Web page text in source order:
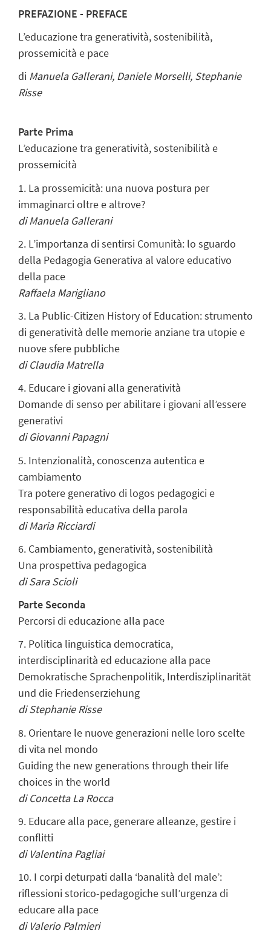
PREFAZIONE - PREFACE
L’educazione tra generatività, sostenibilità,
prossemicità e pace
di Manuela Gallerani, Daniele Morselli, Stephanie
Risse
Parte Prima
L’educazione tra generatività, sostenibilità e
prossemicità
1. La prossemicità: una nuova postura per
immaginarci oltre e altrove?
di Manuela Gallerani
2. L’importanza di sentirsi Comunità: lo sguardo
della Pedagogia Generativa al valore educativo
della pace
Raffaela Marigliano
3. La Public-Citizen History of Education: strumento
di generatività delle memorie anziane tra utopie e
nuove sfere pubbliche
di Claudia Matrella
4. Educare i giovani alla generatività
Domande di senso per abilitare i giovani all’essere
generativi
di Giovanni Papagni
5. Intenzionalità, conoscenza autentica e
cambiamento
Tra potere generativo di logos pedagogici e
responsabilità educativa della parola
di Maria Ricciardi
6. Cambiamento, generatività, sostenibilità
Una prospettiva pedagogica
di Sara Scioli
Parte Seconda
Percorsi di educazione alla pace
7. Politica linguistica democratica,
interdisciplinarità ed educazione alla pace
Demokratische Sprachenpolitik, Interdisziplinarität
und die Friedenserziehung
di Stephanie Risse
8. Orientare le nuove generazioni nelle loro scelte
di vita nel mondo
Guiding the new generations through their life
choices in the world
di Concetta La Rocca
9. Educare alla pace, generare alleanze, gestire i
conflitti
di Valentina Pagliai
10. I corpi deturpati dalla ‘banalità del male’:
riflessioni storico-pedagogiche sull’urgenza di
educare alla pace
di Valerio Palmieri